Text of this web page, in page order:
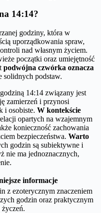
14:14?
godziny, która w
uporządkowania spraw,
nad własnym życiem.
początki oraz umiejętność
podwójna czwórka oznacza
solidnych podstaw.
14:14 związany jest
zamierzeń i przynosi
i osobiste. W kontekście
opartych na wzajemnym
konieczność zachowania
bezpieczeństwa. Warto
godzin są subiektywne i
nie ma jednoznacznych,
informacje
z ezoterycznym znaczeniem
godzin oraz praktycznym
życzeń.